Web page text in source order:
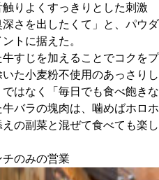
りよくすっきりとした刺激
さを出したくて」と、パウダ
トに据えた。
すじを加えることでコクをプ
た小麦粉不使用のあっさりし
はなく「毎日でも食べ飽きな
バラの塊肉は、噛めばホロホ
の副菜と混ぜて食べても楽し
のみの営業